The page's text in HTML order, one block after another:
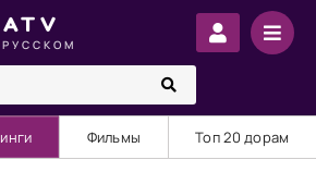
Фильмы Топ 20 дорам